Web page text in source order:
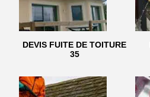
DEVIS FUITE DE TOITURE
35